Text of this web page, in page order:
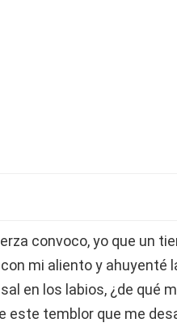
convoco, yo que un
mi aliento y ahuyenté
en los labios, ¿de qué
este temblor que me